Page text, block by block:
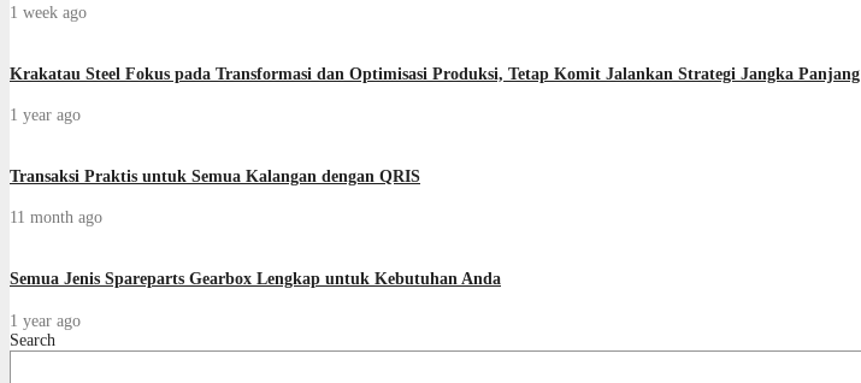
1 week ago
Krakatau Steel Fokus pada Transformasi dan Optimisasi Produksi, Tetap Komit Jalankan Strategi Jangka Panjang
1 year ago
Transaksi Praktis untuk Semua Kalangan dengan QRIS
11 month ago
Semua Jenis Spareparts Gearbox Lengkap untuk Kebutuhan Anda
1 year ago
Search